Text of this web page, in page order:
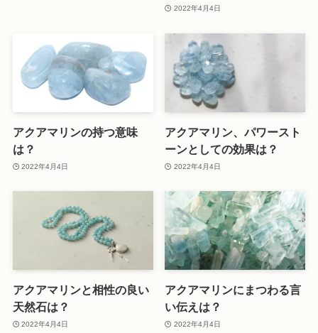
2022年4月4日
アクアマリンの持つ意味
は？
2022年4月4日
アクアマリン、パワースト
ーンとしての効果は？
2022年4月4日
アクアマリンと相性の良い
天然石は？
2022年4月4日
アクアマリンにまつわる言
い伝えは？
2022年4月4日